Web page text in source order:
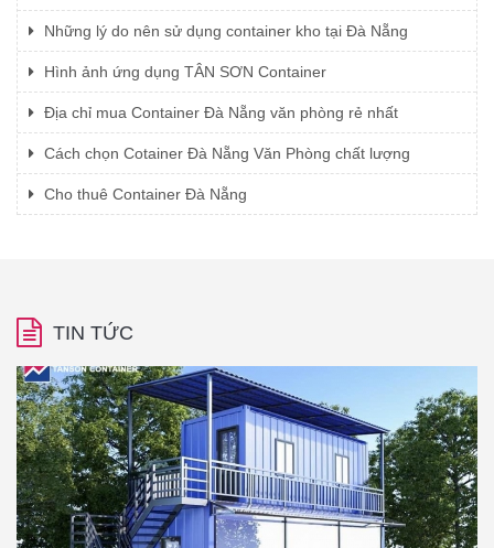
Những lý do nên sử dụng container kho tại Đà Nẵng
Hình ảnh ứng dụng TÂN SƠN Container
Địa chỉ mua Container Đà Nẵng văn phòng rẻ nhất
Cách chọn Cotainer Đà Nẵng Văn Phòng chất lượng
Cho thuê Container Đà Nẵng
TIN TỨC